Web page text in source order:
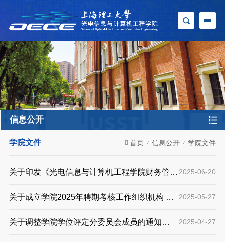
信息公开
学院文件 首页 信息公开 学院文件
关于印发《光电信息与计算机工程学院财务管理 2025-06-20
关于成立学院2025年聘期考核工作组织机构 的
2025-05-27
关于调整学院学位评定分委员会成员的通知
2025-04-27